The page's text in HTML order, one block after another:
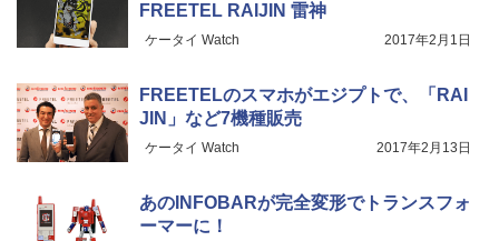
FREETEL RAIJIN 雷神
ケータイ Watch 2017年2月1日
FREETELのスマホがエジプトで、「RAI
JIN」など7機種販売
ケータイ Watch 2017年2月13日
あのINFOBARが完全変形でトランスフォ
ーマーに！